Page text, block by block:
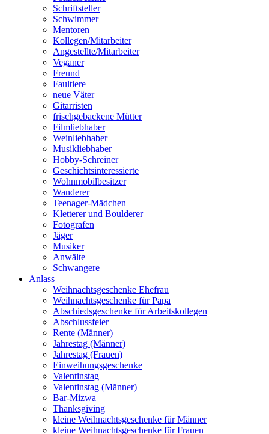
Schriftsteller
Schwimmer
Mentoren
Kollegen/Mitarbeiter
Angestellte/Mitarbeiter
Veganer
Freund
Faultiere
neue Väter
Gitarristen
frischgebackene Mütter
Filmliebhaber
Weinliebhaber
Musikliebhaber
Hobby-Schreiner
Geschichtsinteressierte
Wohnmobilbesitzer
Wanderer
Teenager-Mädchen
Kletterer und Boulderer
Fotografen
Jäger
Musiker
Anwälte
Schwangere
Anlass
Weihnachtsgeschenke Ehefrau
Weihnachtsgeschenke für Papa
Abschiedsgeschenke für Arbeitskollegen
Abschlussfeier
Rente (Männer)
Jahrestag (Männer)
Jahrestag (Frauen)
Einweihungsgeschenke
Valentinstag
Valentinstag (Männer)
Bar-Mizwa
Thanksgiving
kleine Weihnachtsgeschenke für Männer
kleine Weihnachtsgeschenke für Frauen